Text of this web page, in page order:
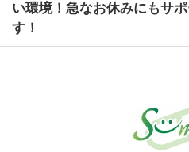
い環境！急なお休みにもサ
す！